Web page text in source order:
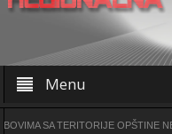
Menu
SA TERITORIJE OPŠTINE NEGOTIN